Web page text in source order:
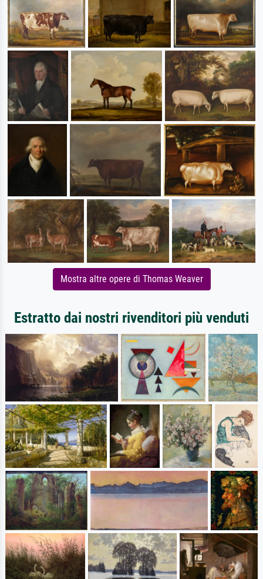
Mostra altre opere di Thomas Weaver
Estratto dai nostri rivenditori più venduti